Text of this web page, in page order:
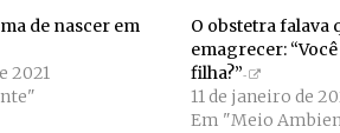
de nascer em
2021
O obstetra falava
emagrecer:
filha?”
11 de janeiro de
Em "Meio